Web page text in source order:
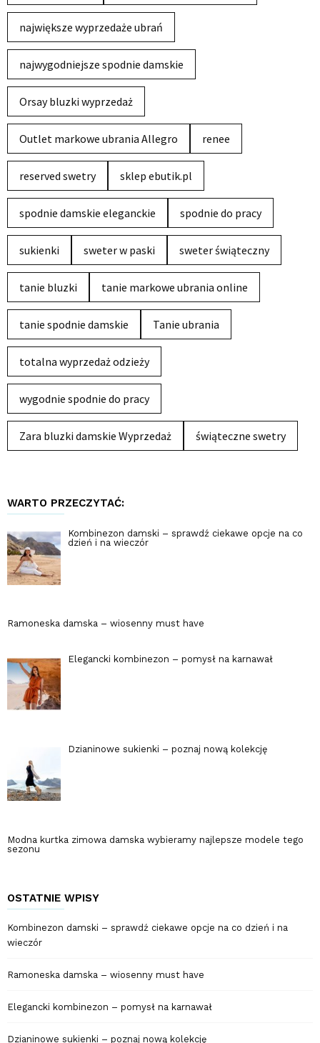
największe wyprzedaże ubrań
najwygodniejsze spodnie damskie
Orsay bluzki wyprzedaż
Outlet markowe ubrania Allegro renee
reserved swetry sklep ebutik.pl
spodnie damskie eleganckie spodnie do pracy
sukienki sweter w paski sweter świąteczny
tanie bluzki tanie markowe ubrania online
tanie spodnie damskie Tanie ubrania
totalna wyprzedaż odzieży
wygodnie spodnie do pracy
Zara bluzki damskie Wyprzedaż świąteczne swetry
WARTO PRZECZYTAĆ:
Kombinezon damski – sprawdź ciekawe opcje na co
dzień i na wieczór
Ramoneska damska – wiosenny must have
Elegancki kombinezon – pomysł na karnawał
Dzianinowe sukienki – poznaj nową kolekcję
Modna kurtka zimowa damska wybieramy najlepsze modele tego
sezonu
OSTATNIE WPISY
Kombinezon damski – sprawdź ciekawe opcje na co dzień i na
wieczór
Ramoneska damska – wiosenny must have
Elegancki kombinezon – pomysł na karnawał
Dzianinowe sukienki – poznaj nową kolekcję